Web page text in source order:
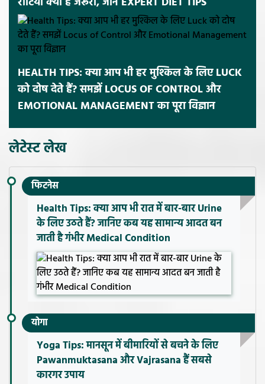
HEALTH TIPS: क्या आप भी हर मुश्किल के लिए LUCK
को दोष देते हैं? समझें LOCUS OF CONTROL और
EMOTIONAL MANAGEMENT का पूरा विज्ञान
लेटेस्ट लेख
फिटनेस
Health Tips: क्या आप भी रात में बार-बार Urine
के लिए उठते हैं? जानिए कब यह सामान्य आदत बन
जाती है गंभीर Medical Condition
योगा
Yoga Tips: मानसून में बीमारियों से बचने के लिए
Pawanmuktasana और Vajrasana हैं सबसे
कारगर उपाय